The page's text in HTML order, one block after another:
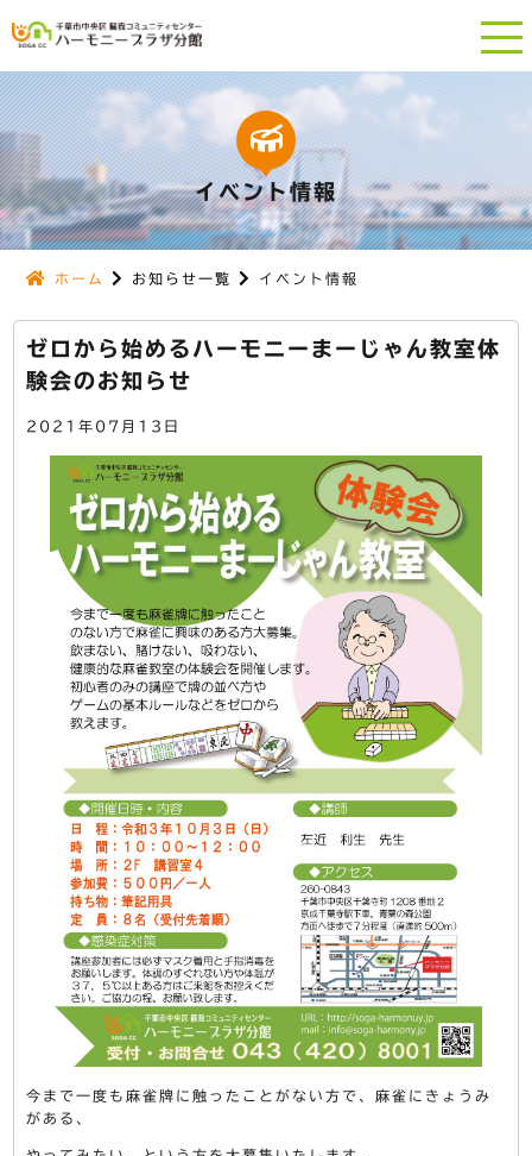
イベント情報
ホーム お知らせ一覧 イベント情報
ゼロから始めるハーモニーまーじゃん教室体
験会のお知らせ
2021年07月13日
今まで一度も麻雀牌に触ったことがない方で、麻雀にきょうみ
がある、